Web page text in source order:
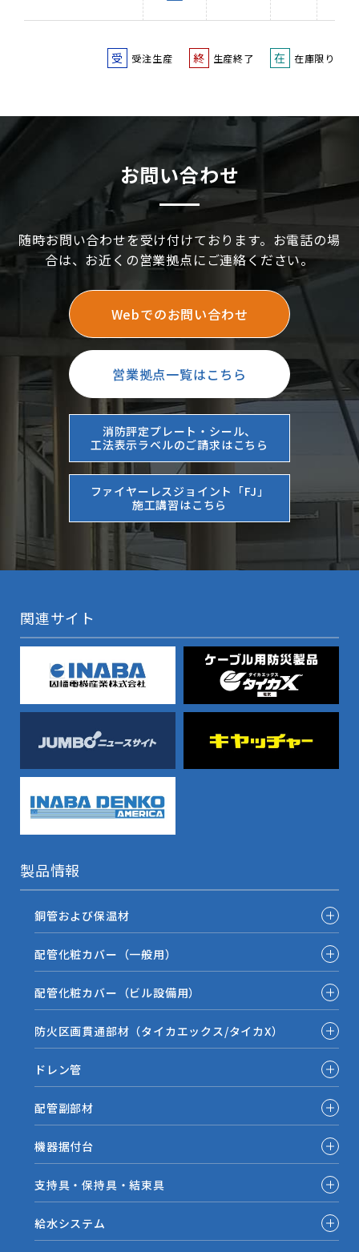
受 受注生産 終 生産終了 在 在庫限り
お問い合わせ
随時お問い合わせを受け付けております。お電話の場
合は、お近くの営業拠点にご連絡ください。
Webでのお問い合わせ
営業拠点一覧はこちら
消防評定プレート・シール、
工法表示ラベルのご請求はこちら
ファイヤーレスジョイント「FJ」
施工講習はこちら
関連サイト
製品情報
銅管および保温材
配管化粧カバー（一般用）
配管化粧カバー（ビル設備用）
防火区画貫通部材（タイカエックス/タイカX）
ドレン管
配管副部材
機器据付台
支持具・保持具・結束具
給水システム